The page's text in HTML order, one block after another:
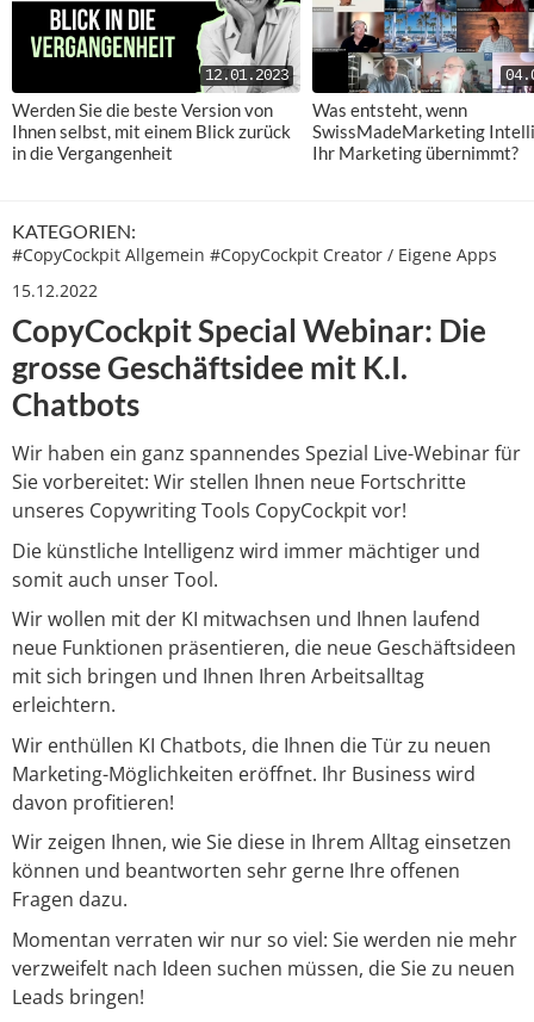
12.01.2023
Werden Sie die beste Version von
Ihnen selbst, mit einem Blick zurück
in die Vergangenheit
Was entsteht, wenn
SwissMadeMarketing
Ihr Marketing übernimmt?
KATEGORIEN:
#CopyCockpit Allgemein #CopyCockpit Creator / Eigene Apps
15.12.2022
CopyCockpit Special Webinar: Die
grosse Geschäftsidee mit K.I.
Chatbots
Wir haben ein ganz spannendes Spezial Live-Webinar für
Sie vorbereitet: Wir stellen Ihnen neue Fortschritte
unseres Copywriting Tools CopyCockpit vor!
Die künstliche Intelligenz wird immer mächtiger und
somit auch unser Tool.
Wir wollen mit der KI mitwachsen und Ihnen laufend
neue Funktionen präsentieren, die neue Geschäftsideen
mit sich bringen und Ihnen Ihren Arbeitsalltag
erleichtern.
Wir enthüllen KI Chatbots, die Ihnen die Tür zu neuen
Marketing-Möglichkeiten eröffnet. Ihr Business wird
davon profitieren!
Wir zeigen Ihnen, wie Sie diese in Ihrem Alltag einsetzen
können und beantworten sehr gerne Ihre offenen
Fragen dazu.
Momentan verraten wir nur so viel: Sie werden nie mehr
verzweifelt nach Ideen suchen müssen, die Sie zu neuen
Leads bringen!